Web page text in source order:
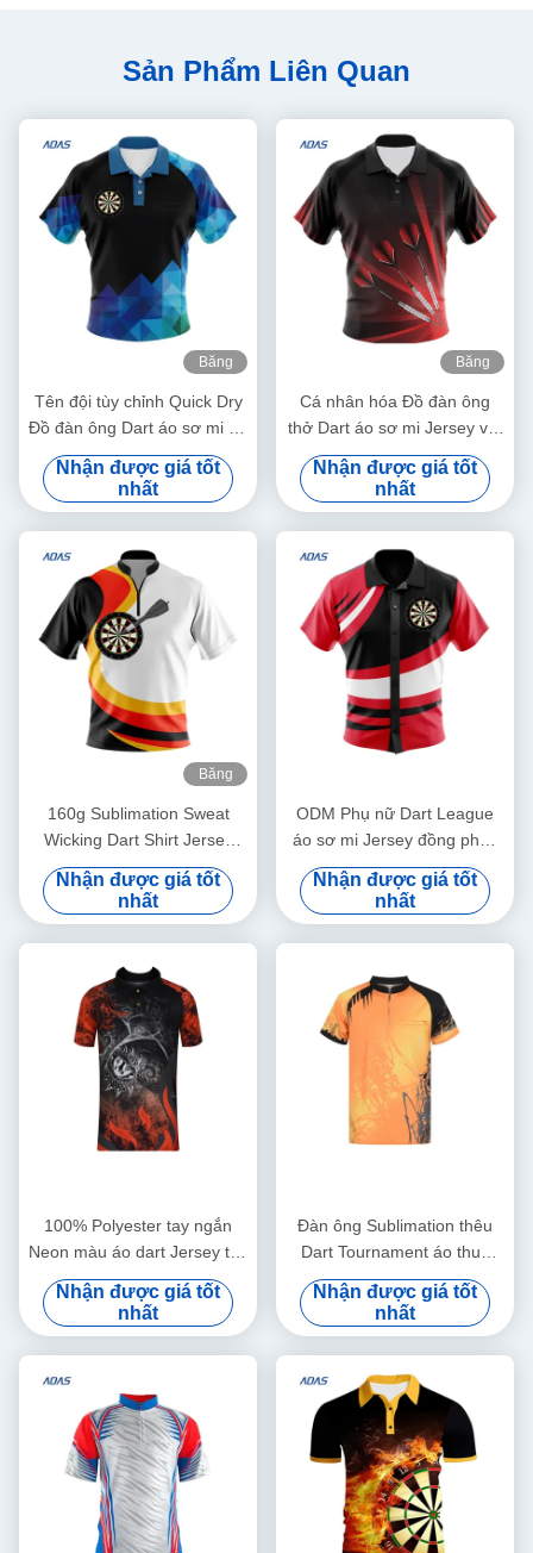
Sản Phẩm Liên Quan
Băng
Tên đội tùy chỉnh Quick Dry
Đồ đàn ông Dart áo sơ mi áo
sơ mi tay ngắn
Nhận được giá tốt
nhất
Băng
Cá nhân hóa Đồ đàn ông
thở Dart áo sơ mi Jersey với
nút vải polyester
Nhận được giá tốt
nhất
Băng
160g Sublimation Sweat
Wicking Dart Shirt Jersey
Khô nhanh cho người lớn
Nhận được giá tốt
nhất
ODM Phụ nữ Dart League
áo sơ mi Jersey đồng phục
thở nhanh khô
Nhận được giá tốt
nhất
100% Polyester tay ngắn
Neon màu áo dart Jersey tùy
chỉnh
Nhận được giá tốt
nhất
Đàn ông Sublimation thêu
Dart Tournament áo thun
Polo Jersey thở
Nhận được giá tốt
nhất